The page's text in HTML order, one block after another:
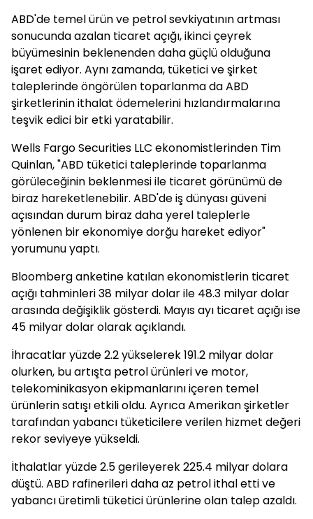
ABD'de temel ürün ve petrol sevkiyatının artması
sonucunda azalan ticaret açığı, ikinci çeyrek
büyümesinin beklenenden daha güçlü olduğuna
işaret ediyor. Aynı zamanda, tüketici ve şirket
taleplerinde öngörülen toparlanma da ABD
şirketlerinin ithalat ödemelerini hızlandırmalarına
teşvik edici bir etki yaratabilir.
Wells Fargo Securities LLC ekonomistlerinden Tim
Quinlan, "ABD tüketici taleplerinde toparlanma
görüleceğinin beklenmesi ile ticaret görünümü de
biraz hareketlenebilir. ABD'de iş dünyası güveni
açısından durum biraz daha yerel taleplerle
yönlenen bir ekonomiye dorğu hareket ediyor"
yorumunu yaptı.
Bloomberg anketine katılan ekonomistlerin ticaret
açığı tahminleri 38 milyar dolar ile 48.3 milyar dolar
arasında değişiklik gösterdi. Mayıs ayı ticaret açığı ise
45 milyar dolar olarak açıklandı.
İhracatlar yüzde 2.2 yükselerek 191.2 milyar dolar
olurken, bu artışta petrol ürünleri ve motor,
telekominikasyon ekipmanlarını içeren temel
ürünlerin satışı etkili oldu. Ayrıca Amerikan şirketler
tarafından yabancı tüketicilere verilen hizmet değeri
rekor seviyeye yükseldi.
İthalatlar yüzde 2.5 gerileyerek 225.4 milyar dolara
düştü. ABD rafinerileri daha az petrol ithal etti ve
yabancı üretimli tüketici ürünlerine olan talep azaldı.